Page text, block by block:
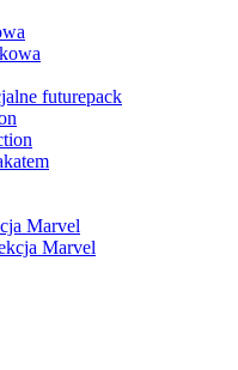
futurepack
Marvel
Marvel